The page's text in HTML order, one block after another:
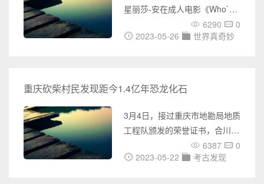
谜的
为金代，后殿的东朵殿是元代建
筑，献殿、舞楼及两厢等都是清
和民国以后的。前殿有宋、五代
阔三间的单檐歇山顶建筑，进深
柱，柱头卷杀较急，无普拍方，
阑
星丽莎-安在成人电影《Who`s
Nailin Paylin》中扮演Serra
Paylin。注:佩林的英文名称是
电影《Who`s Nailin Paylin》中
的扮相。10月11日，美国《好
色客》杂志老板、铁杆民主党人
拉里·弗林特为了打击共和党士
气，日前竟然拿美国共和党副总
统竞选人萨拉·佩林“开刀”，他聘
6290
0
2023-05-26
世界真奇妙
重庆砍柴村民发现距今1.4亿年恐龙化石
3月4日，接过重庆市地勘局地质
工程队颁发的荣誉证书，合川区
村民谢秀明才明白，自己砍柴时
捡的6块“怪石”，竟是距今已1.4
6387
0
2023-05-22
考古发现